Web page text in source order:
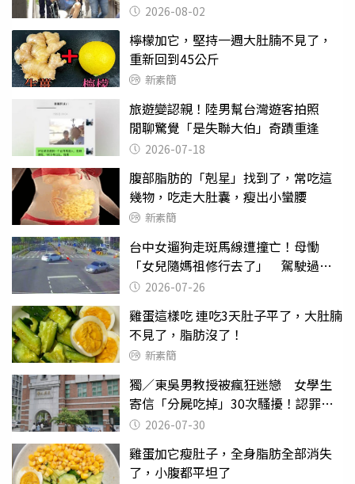
2026-08-02
檸檬加它，堅持一週大肚腩不見了，
重新回到45公斤
新素簡
旅遊變認親！陸男幫台灣遊客拍照
閒聊驚覺「是失聯大伯」奇蹟重逢
2026-07-18
腹部脂肪的「剋星」找到了，常吃這
幾物，吃走大肚囊，瘦出小蠻腰
新素簡
台中女遛狗走斑馬線遭撞亡！母慟
「女兒隨媽祖修行去了」 駕駛過失
致死判9月
2026-07-26
雞蛋這樣吃 連吃3天肚子平了，大肚腩
不見了，脂肪沒了！
新素簡
獨／東吳男教授被瘋狂迷戀 女學生
寄信「分屍吃掉」30次騷擾！認罪免
關 2026-07-30
雞蛋加它瘦肚子，全身脂肪全部消失
了，小腹都平坦了